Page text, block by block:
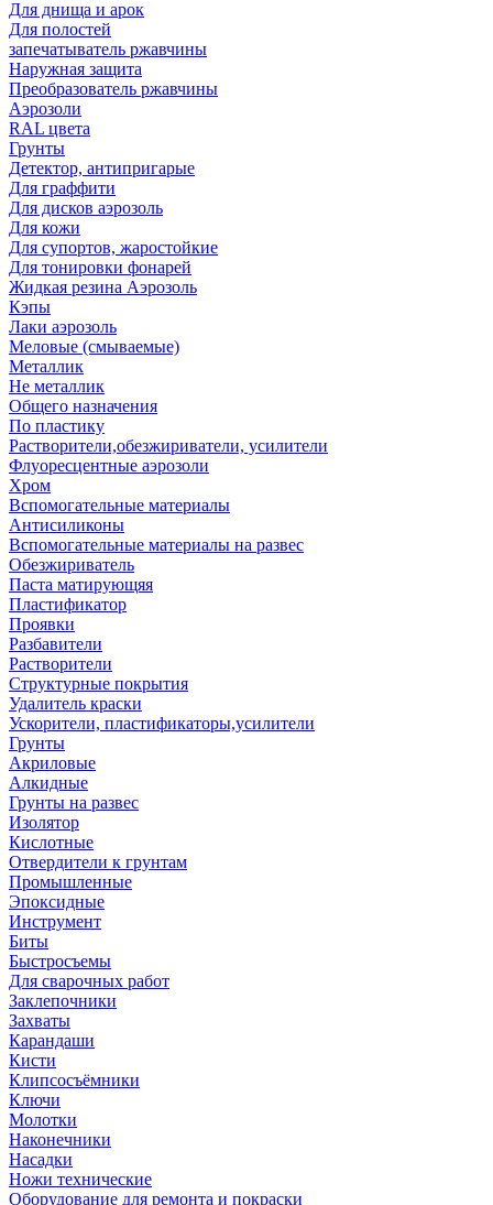
Для днища и арок
Для полостей
запечатыватель ржавчины
Наружная защита
Преобразователь ржавчины
Аэрозоли
RAL цвета
Грунты
Детектор, антипригарые
Для граффити
Для дисков аэрозоль
Для кожи
Для супортов, жаростойкие
Для тонировки фонарей
Жидкая резина Аэрозоль
Кэпы
Лаки аэрозоль
Меловые (смываемые)
Металлик
Не металлик
Общего назначения
По пластику
Растворители,обезжириватели, усилители
Флуоресцентные аэрозоли
Хром
Вспомогательные материалы
Антисиликоны
Вспомогательные материалы на развес
Обезжириватель
Паста матирующяя
Пластификатор
Проявки
Разбавители
Растворители
Структурные покрытия
Удалитель краски
Ускорители, пластификаторы,усилители
Грунты
Акриловые
Алкидные
Грунты на развес
Изолятор
Кислотные
Отвердители к грунтам
Промышленные
Эпоксидные
Инструмент
Биты
Быстросъемы
Для сварочных работ
Заклепочники
Захваты
Карандаши
Кисти
Клипсосъёмники
Ключи
Молотки
Наконечники
Насадки
Ножи технические
Оборудование для ремонта и покраски